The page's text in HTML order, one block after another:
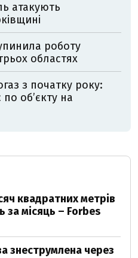
атакують
роботу
областях
з початку року:
об’єкту на
квадратних метрів
за місяць – Forbes
знеструмлена через